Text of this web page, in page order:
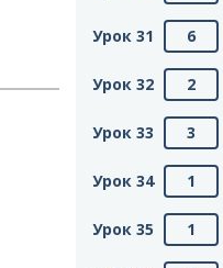
Урок 31 6
Урок 32 2
Урок 33 3
Урок 34 1
Урок 35 1